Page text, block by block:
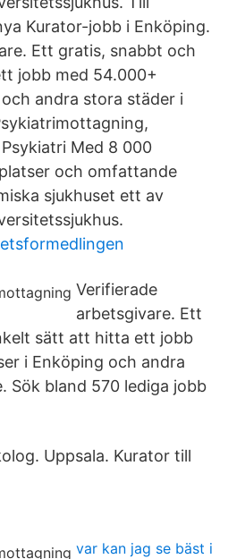
Kurator-jobb i Enköping.
Ett gratis, snabbt och
jobb med 54.000+
andra stora städer i
Med 8 000
och omfattande
sjukhuset ett av
Verifierade
arbetsgivare. Ett
sätt att hitta ett jobb
i Enköping och andra
Sök bland 570 lediga jobb
Uppsala. Kurator till
var kan jag se bäst i